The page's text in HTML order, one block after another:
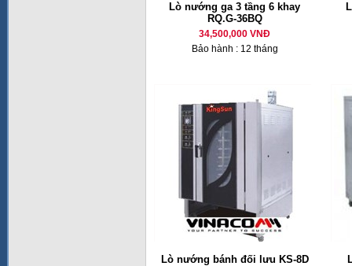
Lò nướng ga 3 tầng 6 khay
RQ.G-36BQ
34,500,000 VNĐ
Bảo hành : 12 tháng
Lò nướng bánh đối lưu KS-8D